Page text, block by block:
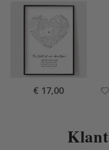
Special
Price
€ 17,00